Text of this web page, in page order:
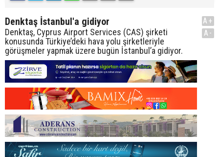
Denktaş İstanbul'a gidiyor
Denktaş, Cyprus Airport Services (CAS) şirketi
konusunda Türkiye’deki hava yolu şirketleriyle
görüşmeler yapmak üzere bugün İstanbul’a gidiyor.
A+
A-